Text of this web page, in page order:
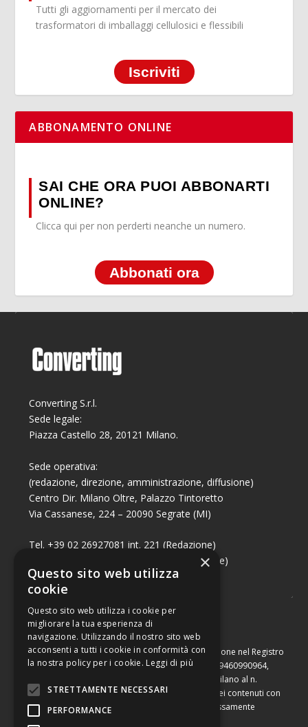
Tutti gli aggiornamenti per il mercato dei
trasformatori di imballaggi cellulosici e flessibili
Iscriviti
ABBONAMENTO ONLINE
SAI CHE ORA PUOI ABBONARTI
ONLINE?
Clicca qui per non perderti neanche un numero.
Abbonati ora
Converting S.r.l.
Sede legale:
Piazza Castello 28, 20121 Milano.
Sede operativa:
(redazione, direzione, amministrazione, diffusione)
Centro Dir. Milano Oltre, Palazzo Tintoretto
Via Cassanese, 224 – 20090 Segrate (MI)
Tel. +39 02 26927081 int. 221 (Redazione)
Tel. +39 02 26927081 int. 224 (Commerciale)
Fax +39 02 26951006
Capitale sociale di Euro 10.000,00 – Numero di iscrizione nel Registro
delle Imprese di Milano, partita Iva e codice fiscale 09460990964,
iscritta al Repertorio Economico Amministrativo di Milano al n.
2091710. È vietata la riproduzione, anche parziale, dei contenuti con
qualsiasi mezzo, compresa la stampa, se non espressamente
×
Questo sito web utilizza
cookie
Questo sito web utilizza i cookie per
migliorare la tua esperienza di
navigazione. Utilizzando il nostro sito web
acconsenti a tutti i cookie in conformità con
la nostra policy per i cookie. Leggi di più
STRETTAMENTE NECESSARI
PERFORMANCE